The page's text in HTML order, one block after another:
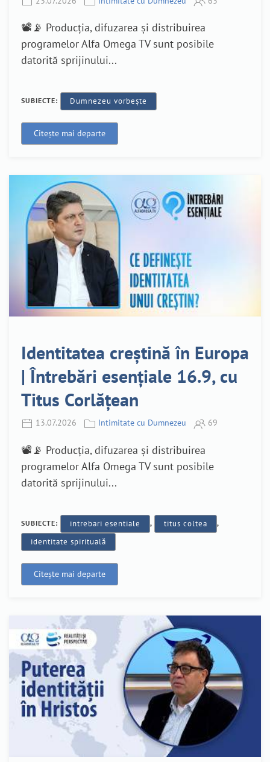
📽️📡 Producția, difuzarea și distribuirea
programelor Alfa Omega TV sunt posibile
datorită sprijinului...
SUBIECTE: Dumnezeu vorbește
Citește mai departe
Identitatea creștină în Europa
| Întrebări esențiale 16.9, cu
Titus Corlățean
13.07.2026 Intimitate cu Dumnezeu 69
📽️📡 Producția, difuzarea și distribuirea
programelor Alfa Omega TV sunt posibile
datorită sprijinului...
SUBIECTE: intrebari esentiale , titus coltea ,
identitate spirituală
Citește mai departe